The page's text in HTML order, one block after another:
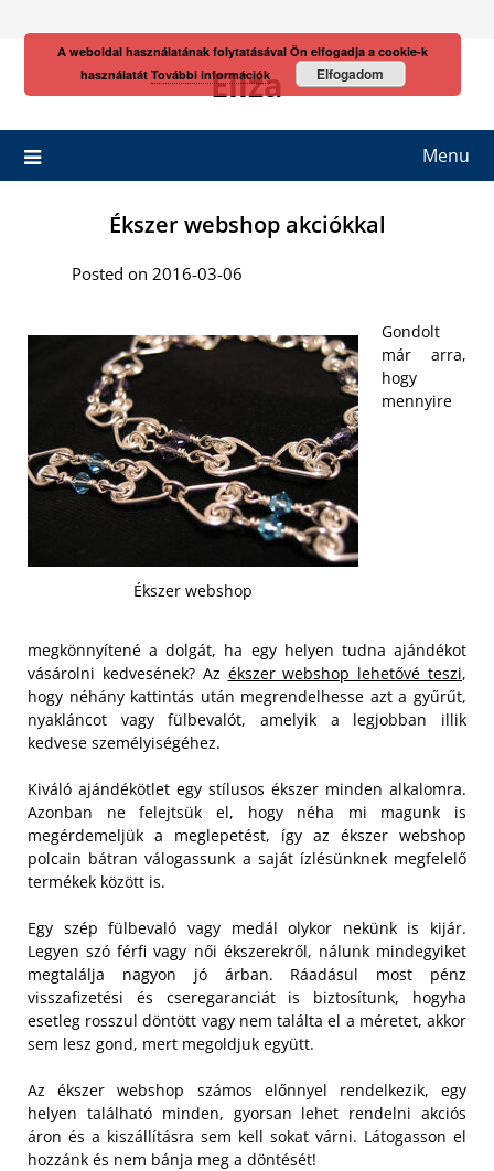
Eliza
Menu
Ékszer webshop akciókkal
Posted on 2016-03-06
Ékszer webshop
Gondolt
már arra,
hogy
mennyire
megkönnyítené a dolgát, ha egy helyen tudna ajándékot
vásárolni kedvesének? Az ékszer webshop lehetővé teszi,
hogy néhány kattintás után megrendelhesse azt a gyűrűt,
nyakláncot vagy fülbevalót, amelyik a legjobban illik
kedvese személyiségéhez.
Kiváló ajándékötlet egy stílusos ékszer minden alkalomra.
Azonban ne felejtsük el, hogy néha mi magunk is
megérdemeljük a meglepetést, így az ékszer webshop
polcain bátran válogassunk a saját ízlésünknek megfelelő
termékek között is.
Egy szép fülbevaló vagy medál olykor nekünk is kijár.
Legyen szó férfi vagy női ékszerekről, nálunk mindegyiket
megtalálja nagyon jó árban. Ráadásul most pénz
visszafizetési és cseregaranciát is biztosítunk, hogyha
esetleg rosszul döntött vagy nem találta el a méretet, akkor
sem lesz gond, mert megoldjuk együtt.
Az ékszer webshop számos előnnyel rendelkezik, egy
helyen található minden, gyorsan lehet rendelni akciós
áron és a kiszállításra sem kell sokat várni. Látogasson el
hozzánk és nem bánja meg a döntését!
A weboldal használatának folytatásával Ön elfogadja a cookie-k
használatát További információk Elfogadom